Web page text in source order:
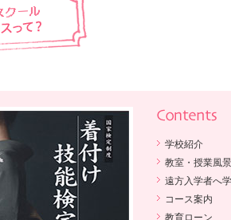
学校紹介
教室・授業風景
遠方入学者へ
コース案内
教育ローン